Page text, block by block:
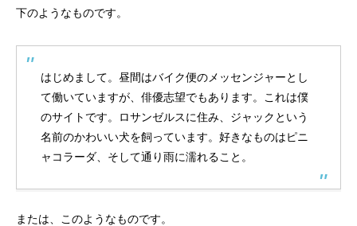
下のようなものです。
はじめまして。昼間はバイク便のメッセンジャーとし
て働いていますが、俳優志望でもあります。これは僕
のサイトです。ロサンゼルスに住み、ジャックという
名前のかわいい犬を飼っています。好きなものはピニ
ャコラーダ、そして通り雨に濡れること。
または、このようなものです。